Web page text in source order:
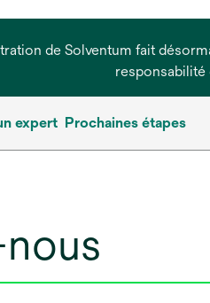
de Solventum fait
responsabilité
expert Prochaines étapes